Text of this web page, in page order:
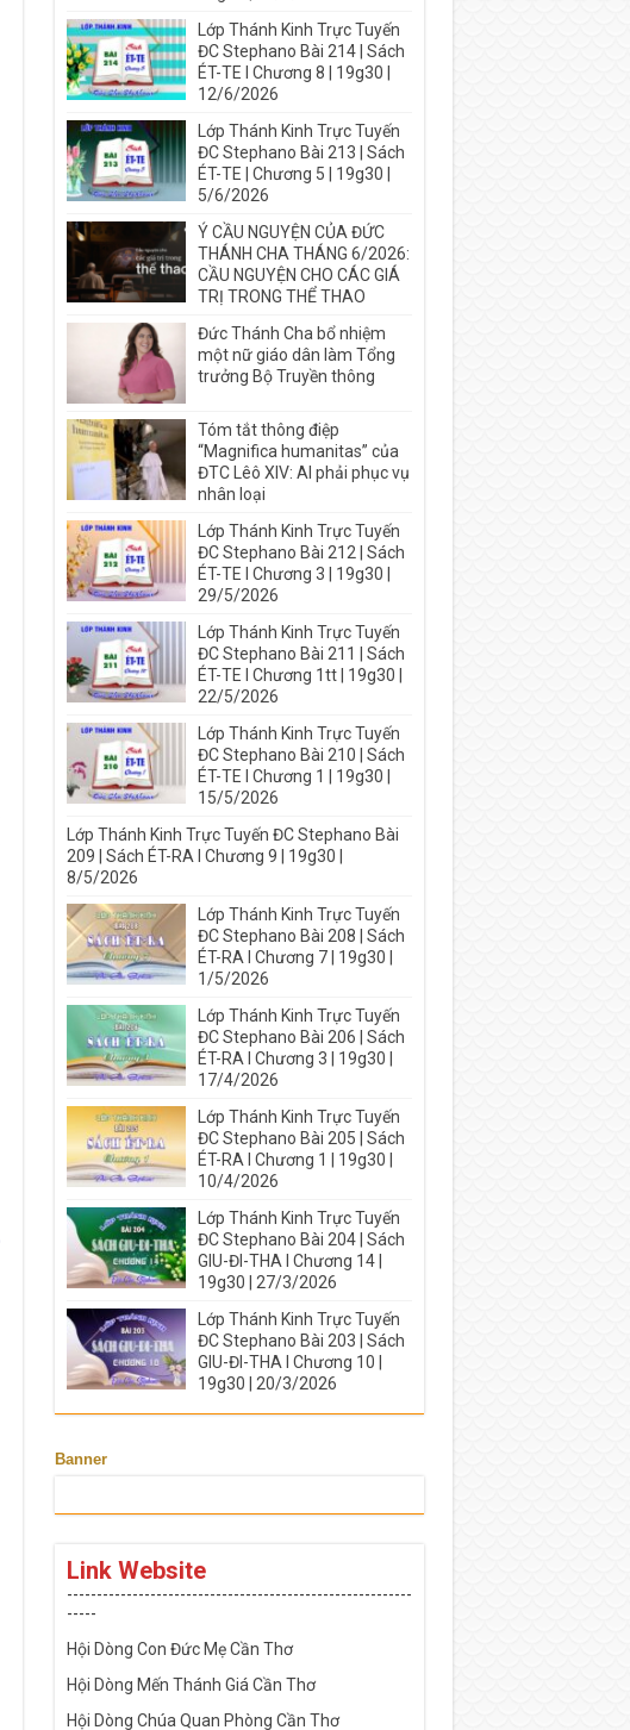
Lớp Thánh Kinh Trực Tuyến
ĐC Stephano Bài 214 | Sách
ÉT-TE I Chương 8 | 19g30 |
12/6/2026
Lớp Thánh Kinh Trực Tuyến
ĐC Stephano Bài 213 | Sách
ÉT-TE | Chương 5 | 19g30 |
5/6/2026
Ý CẦU NGUYỆN CỦA ĐỨC
THÁNH CHA THÁNG 6/2026:
CẦU NGUYỆN CHO CÁC GIÁ
TRỊ TRONG THỂ THAO
Đức Thánh Cha bổ nhiệm
một nữ giáo dân làm Tổng
trưởng Bộ Truyền thông
Tóm tắt thông điệp
“Magnifica humanitas” của
ĐTC Lêô XIV: AI phải phục vụ
nhân loại
Lớp Thánh Kinh Trực Tuyến
ĐC Stephano Bài 212 | Sách
ÉT-TE I Chương 3 | 19g30 |
29/5/2026
Lớp Thánh Kinh Trực Tuyến
ĐC Stephano Bài 211 | Sách
ÉT-TE I Chương 1tt | 19g30 |
22/5/2026
Lớp Thánh Kinh Trực Tuyến
ĐC Stephano Bài 210 | Sách
ÉT-TE I Chương 1 | 19g30 |
15/5/2026
Lớp Thánh Kinh Trực Tuyến ĐC Stephano Bài
209 | Sách ÉT-RA I Chương 9 | 19g30 |
8/5/2026
Lớp Thánh Kinh Trực Tuyến
ĐC Stephano Bài 208 | Sách
ÉT-RA I Chương 7 | 19g30 |
1/5/2026
Lớp Thánh Kinh Trực Tuyến
ĐC Stephano Bài 206 | Sách
ÉT-RA I Chương 3 | 19g30 |
17/4/2026
Lớp Thánh Kinh Trực Tuyến
ĐC Stephano Bài 205 | Sách
ÉT-RA I Chương 1 | 19g30 |
10/4/2026
Lớp Thánh Kinh Trực Tuyến
ĐC Stephano Bài 204 | Sách
GIU-ĐI-THA I Chương 14 |
19g30 | 27/3/2026
Lớp Thánh Kinh Trực Tuyến
ĐC Stephano Bài 203 | Sách
GIU-ĐI-THA I Chương 10 |
19g30 | 20/3/2026
Banner
Link Website
----------------------------------------------------------
-----
Hội Dòng Con Đức Mẹ Cần Thơ
Hội Dòng Mến Thánh Giá Cần Thơ
Hội Dòng Chúa Quan Phòng Cần Thơ